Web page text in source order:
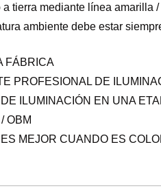
a tierra mediante línea amarilla
ambiente debe estar
FÁBRICA
PROFESIONAL DE
ILUMINACIÓN EN UNA
OBM
MEJOR CUANDO ES